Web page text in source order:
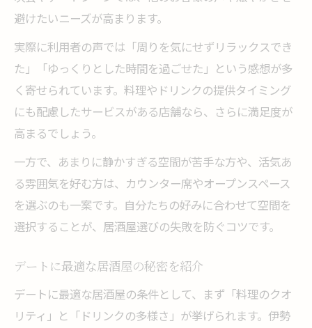
避けたいニーズが高まります。
実際に利用者の声では「周りを気にせずリラックスでき
た」「ゆっくりとした時間を過ごせた」という感想が多
く寄せられています。料理やドリンクの提供タイミング
にも配慮したサービスがある店舗なら、さらに満足度が
高まるでしょう。
一方で、あまりに静かすぎる空間が苦手な方や、活気あ
る雰囲気を好む方は、カウンター席やオープンスペース
を選ぶのも一案です。自分たちの好みに合わせて空間を
選択することが、居酒屋選びの失敗を防ぐコツです。
デートに最適な居酒屋の秘密を紹介
デートに最適な居酒屋の条件として、まず「料理のクオ
リティ」と「ドリンクの多様さ」が挙げられます。伊勢